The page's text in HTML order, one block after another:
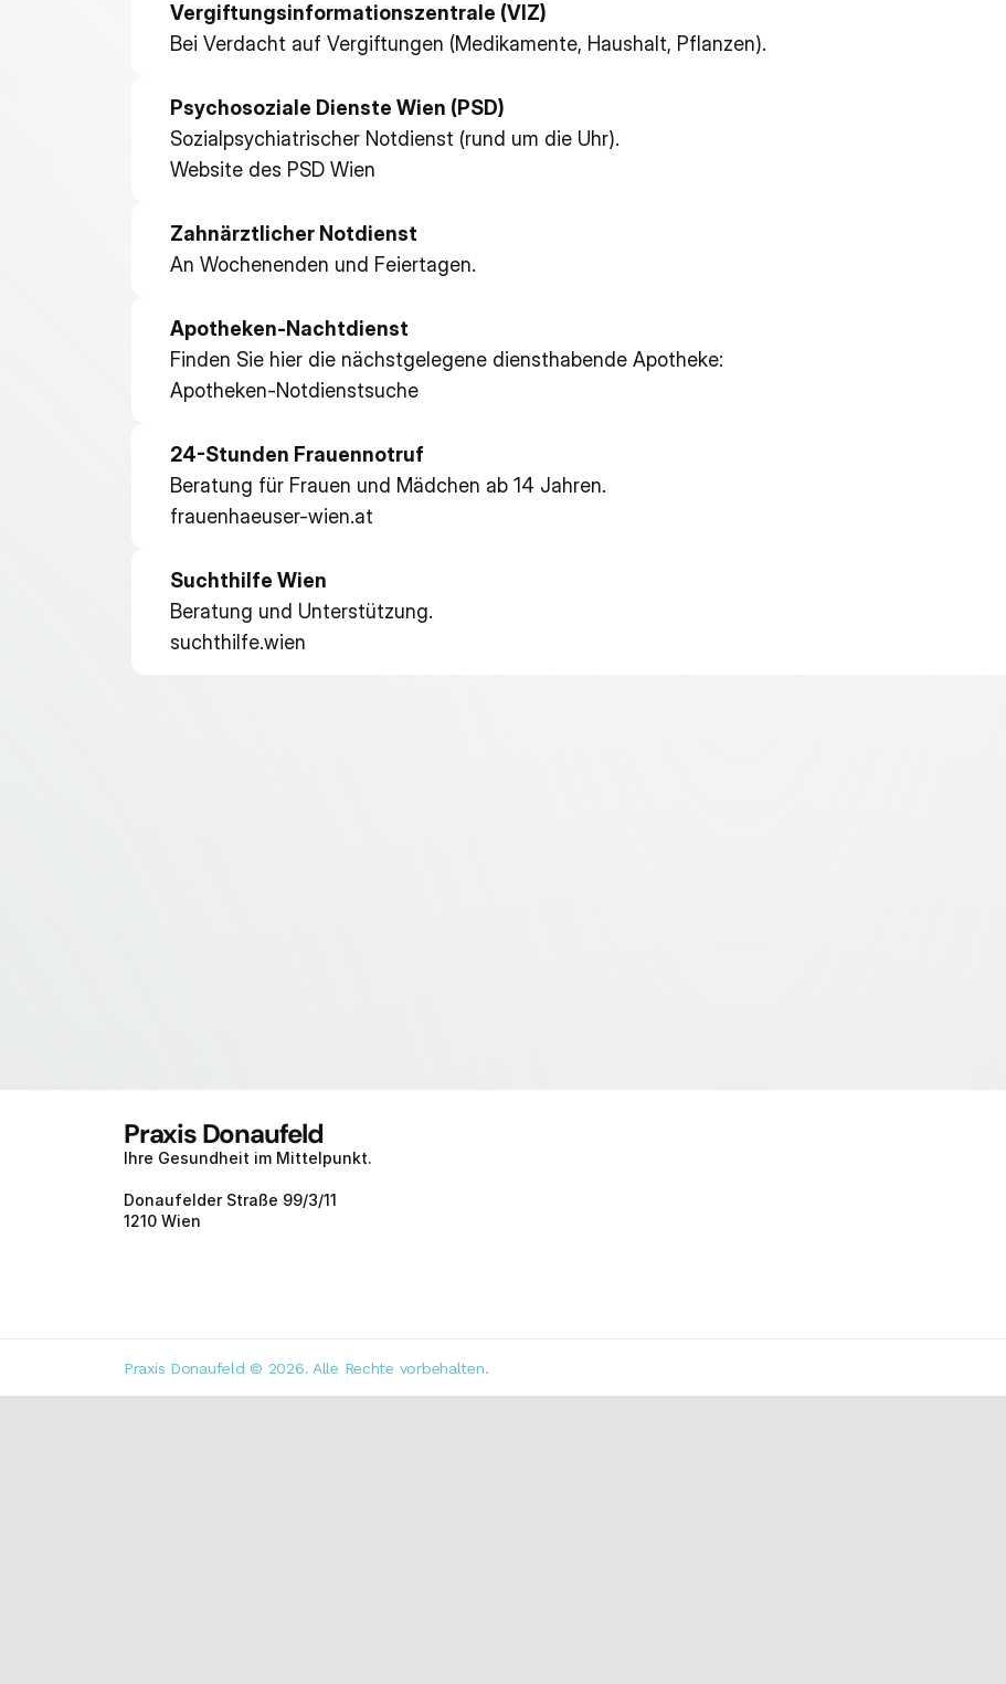
Vergiftungsinformationszentrale (VIZ)
Bei Verdacht auf Vergiftungen (Medikamente, Haushalt, Pflanzen).
Psychosoziale Dienste Wien (PSD)
Sozialpsychiatrischer Notdienst (rund um die Uhr).
Website des PSD Wien
Zahnärztlicher Notdienst
An Wochenenden und Feiertagen.
Apotheken-Nachtdienst
Finden Sie hier die nächstgelegene diensthabende Apotheke:
Apotheken-Notdienstsuche
24-Stunden Frauennotruf
Beratung für Frauen und Mädchen ab 14 Jahren.
frauenhaeuser-wien.at
Suchthilfe Wien
Beratung und Unterstützung.
suchthilfe.wien
Praxis Donaufeld
Ihre Gesundheit im Mittelpunkt.
Donaufelder Straße 99/3/11
1210 Wien
Praxis Donaufeld © 2026. Alle Rechte vorbehalten.